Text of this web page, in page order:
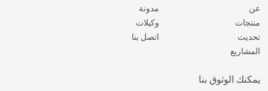
عن
منتجات
تحديث
المشاريع
مدونة
وكيلات
اتصل بنا
يمكنك الوثوق بنا